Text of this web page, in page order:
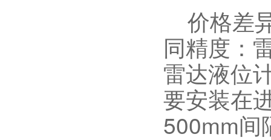
价格差
同精度：
雷达液位
要安装在
500mm间